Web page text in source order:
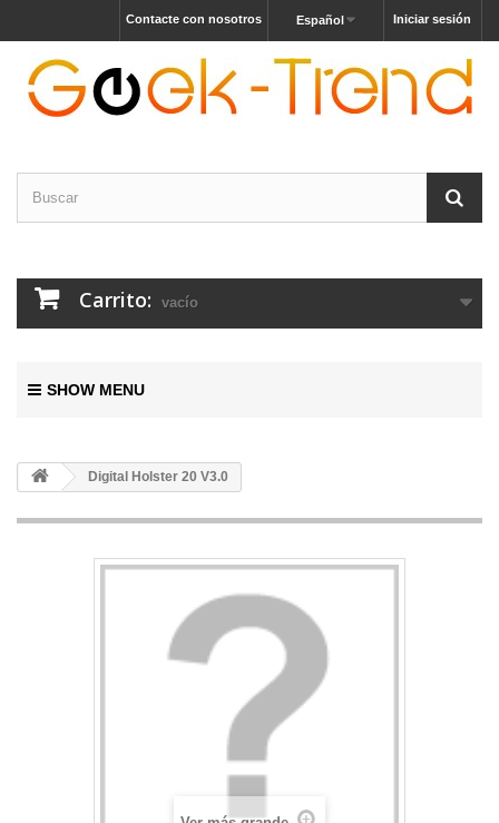
Iniciar sesión
Español
Contacte con nosotros
Carrito: vacío
SHOW MENU
Digital Holster 20 V3.0